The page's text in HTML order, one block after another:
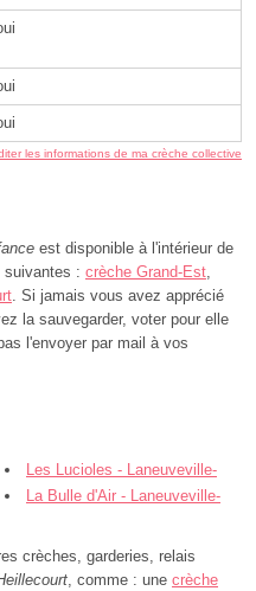
les informations de ma crèche collective
est disponible à l'intérieur de
suivantes : crèche Grand-Est
. Si jamais vous avez apprécié
la sauvegarder, voter pour elle
l'envoyer par mail à vos
Les Lucioles - Laneuveville-
devant-Nancy
La Bulle d'Air - Laneuveville-
crèches, garderies, relais
, comme : une crèche